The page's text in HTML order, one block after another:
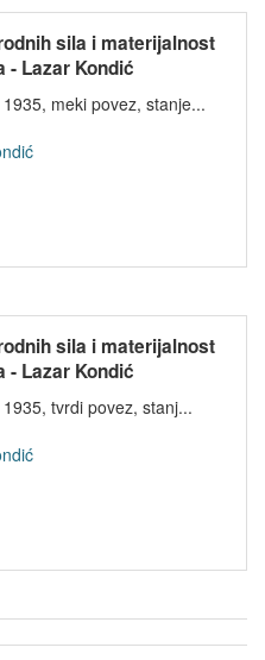
sila i materijalnost
- Lazar Kondić
meki povez, stanje...
sila i materijalnost
- Lazar Kondić
tvrdi povez, stanj...